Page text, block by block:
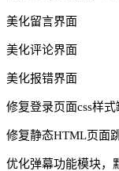
美化留言界面
美化评论界面
美化报错界面
修复登录页面css样
修复静态HTML页面
优化弹幕功能模块，